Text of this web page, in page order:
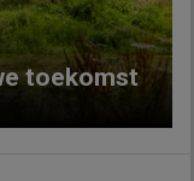
toekomst